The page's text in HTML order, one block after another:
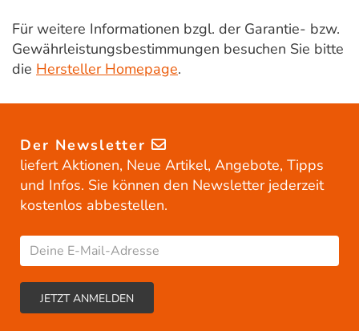
Für weitere Informationen bzgl. der Garantie- bzw.
Gewährleistungsbestimmungen besuchen Sie bitte
die Hersteller Homepage.
Der Newsletter
liefert Aktionen, Neue Artikel, Angebote, Tipps
und Infos. Sie können den Newsletter jederzeit
kostenlos abbestellen.